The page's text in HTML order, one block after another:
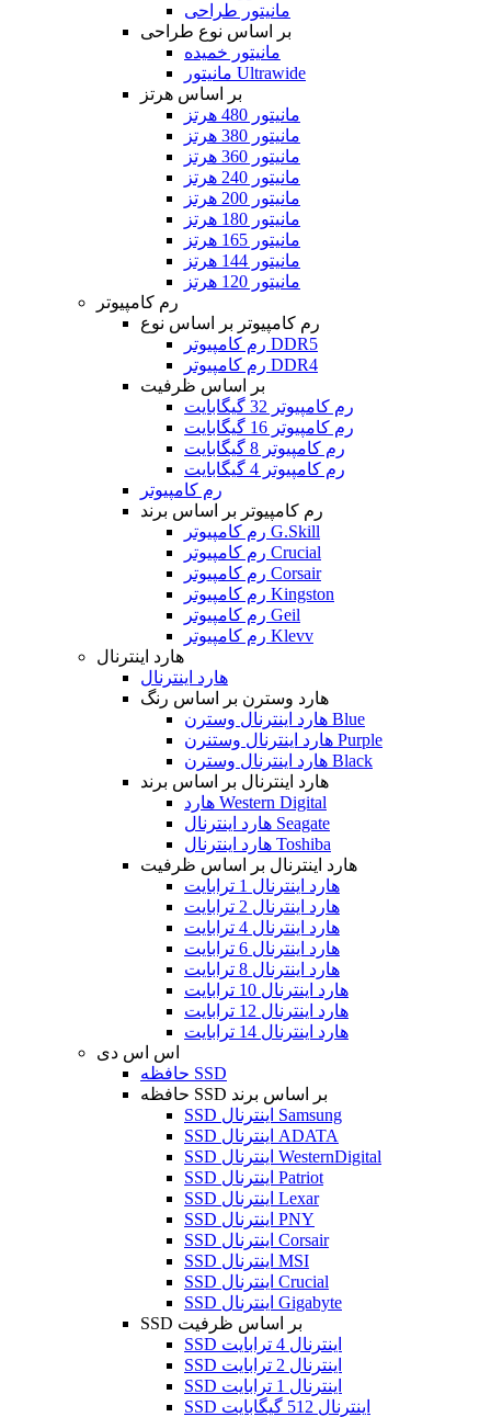
مانیتور طراحی
بر اساس نوع طراحی
مانیتور خمیده
مانیتور Ultrawide
بر اساس هرتز
مانیتور 480 هرتز
مانیتور 380 هرتز
مانیتور 360 هرتز
مانیتور 240 هرتز
مانیتور 200 هرتز
مانیتور 180 هرتز
مانیتور 165 هرتز
مانیتور 144 هرتز
مانیتور 120 هرتز
رم کامپیوتر
رم کامپیوتر بر اساس نوع
رم کامپیوتر DDR5
رم کامپیوتر DDR4
بر اساس ظرفیت
رم کامپیوتر 32 گیگابایت
رم کامپیوتر 16 گیگابایت
رم کامپیوتر 8 گیگابایت
رم کامپیوتر 4 گیگابایت
رم کامپیوتر
رم کامپیوتر بر اساس برند
رم کامپیوتر G.Skill
رم کامپیوتر Crucial
رم کامپیوتر Corsair
رم کامپیوتر Kingston
رم کامپیوتر Geil
رم کامپیوتر Klevv
هارد اینترنال
هارد اینترنال
هارد وسترن بر اساس رنگ
هارد اینترنال وسترن Blue
هارد اینترنال وستنرن Purple
هارد اینترنال وسترن Black
هارد اینترنال بر اساس برند
هارد Western Digital
هارد اینترنال Seagate
هارد اینترنال Toshiba
هارد اینترنال بر اساس ظرفیت
هارد اینترنال 1 ترابایت
هارد اینترنال 2 ترابایت
هارد اینترنال 4 ترابایت
هارد اینترنال 6 ترابایت
هارد اینترنال 8 ترابایت
هارد اینترنال 10 ترابایت
هارد اینترنال 12 ترابایت
هارد اینترنال 14 ترابایت
اس اس دی
حافظه SSD
حافظه SSD بر اساس برند
SSD اینترنال Samsung
SSD اینترنال ADATA
SSD اینترنال WesternDigital
SSD اینترنال Patriot
SSD اینترنال Lexar
SSD اینترنال PNY
SSD اینترنال Corsair
SSD اینترنال MSI
SSD اینترنال Crucial
SSD اینترنال Gigabyte
SSD بر اساس ظرفیت
SSD اینترنال 4 ترابایت
SSD اینترنال 2 ترابایت
SSD اینترنال 1 ترابایت
SSD اینترنال 512 گیگابایت